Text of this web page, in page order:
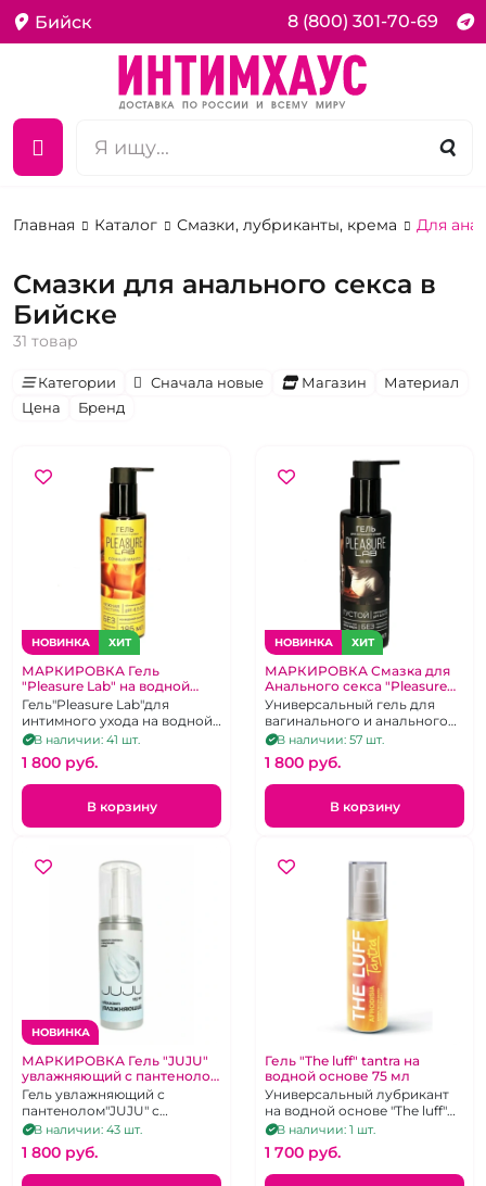
Бийск 8 (800) 301-70-69
Главная Каталог Смазки, лубриканты, крема Для
Смазки для анального секса в
Бийске
31 товар
Категории Сначала новые Магазин
Материал
Цена
Бренд
НОВИНКА ХИТ
МАРКИРОВКА Гель
"Pleasure Lab" на водной
основе сочный манго 185 мл
Гель"Pleasure Lab"для
интимного ухода на водной
основе сочный манго.
В наличии: 41 шт.
1 800 pуб.
В корзину
НОВИНКА ХИТ
МАРКИРОВКА Смазка для
Анального секса "Pleasure
Lab" с Алоэ Вера на водной
основе густой с алоэ вера
Универсальный гель для
вагинального и анального
секса густой с алое вера, 185
мл
В наличии: 57 шт.
1 800 pуб.
В корзину
НОВИНКА
МАРКИРОВКА Гель "JUJU"
увлажняющий с пантенолом
125 мл
Гель увлажняющий с
пантенолом"JUJU" с
гиалуронат натрием
В наличии: 43 шт.
1 800 pуб.
Гель "The luff" tantra на
водной основе 75 мл
Универсальный лубрикант
на водной основе "The luff"
tantra
В наличии: 1 шт.
1 700 pуб.